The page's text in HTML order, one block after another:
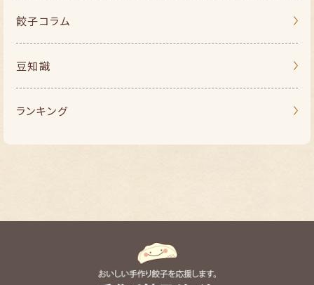
餃子コラム
豆知識
ランキング